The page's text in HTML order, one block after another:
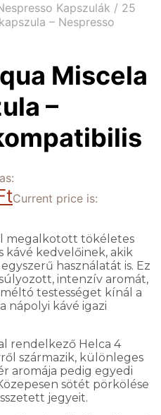
Kapszulák / 25
– Nespresso
Miscela
–
Current price is:
megalkotott tökéletes
kávé kedvelőinek, akik
használatát is. Ez
intenzív aromát,
testességet kínál a
nápolyi kávé igazi
rendelkező Helca 4
származik, különleges
aromája pedig egyedi
sötét pörkölése
jegyeit.